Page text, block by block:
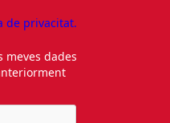
de privacitat.
meves dades